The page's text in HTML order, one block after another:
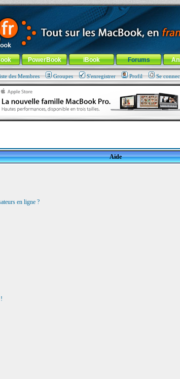
! -Aller au menu de la rubrique
PowerBook iBook Forums
des Membres Groupes S'enregistrer Profil Se
Aide
en ligne ?